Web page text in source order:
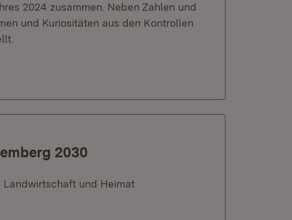
2024 zusammen. Neben Zahlen und
und Kuriositäten aus den Kontrollen
2030
Landwirtschaft und Heimat